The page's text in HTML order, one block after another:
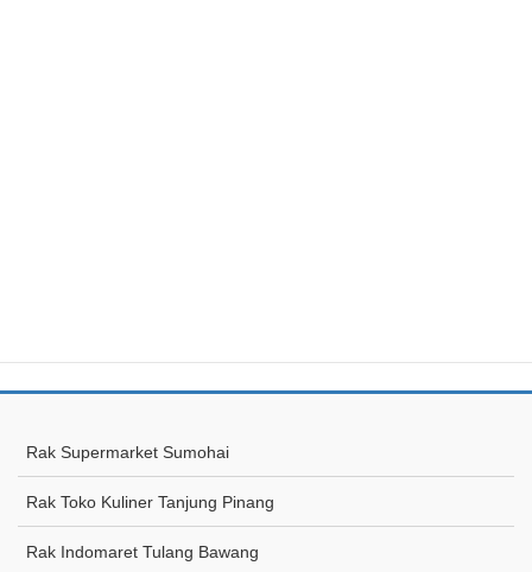
Rak Supermarket Sumohai
Rak Toko Kuliner Tanjung Pinang
Rak Indomaret Tulang Bawang